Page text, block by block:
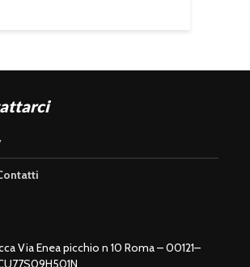
Via Enea picchio n 10 Roma – 00121–